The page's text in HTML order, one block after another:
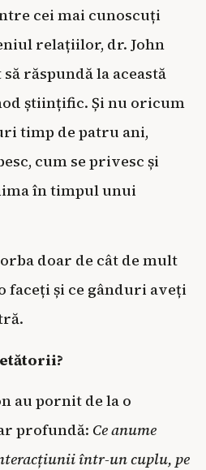
cei mai cunoscuți
relațiilor, dr. John
răspundă la această
științific. Și nu oricum
timp de patru ani,
cum se privesc și
în timpul unui
doar de cât de mult
faceți și ce gânduri aveți
au pornit de la o
profundă: Ce anume
într-un cuplu, pe